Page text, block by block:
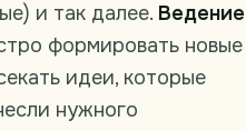
и так далее. Ведение
формировать новые
идеи, которые
нужного